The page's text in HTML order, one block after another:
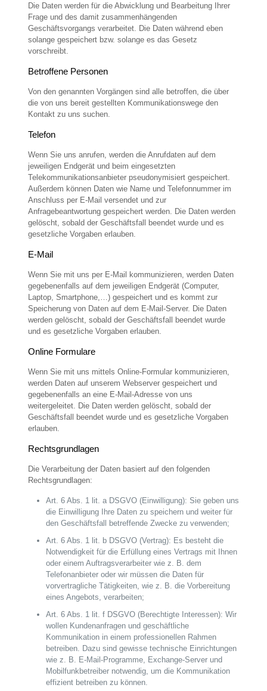
Die Daten werden für die Abwicklung und Bearbeitung Ihrer
Frage und des damit zusammenhängenden
Geschäftsvorgangs verarbeitet. Die Daten während eben
solange gespeichert bzw. solange es das Gesetz
vorschreibt.
Betroffene Personen
Von den genannten Vorgängen sind alle betroffen, die über
die von uns bereit gestellten Kommunikationswege den
Kontakt zu uns suchen.
Telefon
Wenn Sie uns anrufen, werden die Anrufdaten auf dem
jeweiligen Endgerät und beim eingesetzten
Telekommunikationsanbieter pseudonymisiert gespeichert.
Außerdem können Daten wie Name und Telefonnummer im
Anschluss per E-Mail versendet und zur
Anfragebeantwortung gespeichert werden. Die Daten werden
gelöscht, sobald der Geschäftsfall beendet wurde und es
gesetzliche Vorgaben erlauben.
E-Mail
Wenn Sie mit uns per E-Mail kommunizieren, werden Daten
gegebenenfalls auf dem jeweiligen Endgerät (Computer,
Laptop, Smartphone,…) gespeichert und es kommt zur
Speicherung von Daten auf dem E-Mail-Server. Die Daten
werden gelöscht, sobald der Geschäftsfall beendet wurde
und es gesetzliche Vorgaben erlauben.
Online Formulare
Wenn Sie mit uns mittels Online-Formular kommunizieren,
werden Daten auf unserem Webserver gespeichert und
gegebenenfalls an eine E-Mail-Adresse von uns
weitergeleitet. Die Daten werden gelöscht, sobald der
Geschäftsfall beendet wurde und es gesetzliche Vorgaben
erlauben.
Rechtsgrundlagen
Die Verarbeitung der Daten basiert auf den folgenden
Rechtsgrundlagen:
Art. 6 Abs. 1 lit. a DSGVO (Einwilligung): Sie geben uns
die Einwilligung Ihre Daten zu speichern und weiter für
den Geschäftsfall betreffende Zwecke zu verwenden;
Art. 6 Abs. 1 lit. b DSGVO (Vertrag): Es besteht die
Notwendigkeit für die Erfüllung eines Vertrags mit Ihnen
oder einem Auftragsverarbeiter wie z. B. dem
Telefonanbieter oder wir müssen die Daten für
vorvertragliche Tätigkeiten, wie z. B. die Vorbereitung
eines Angebots, verarbeiten;
Art. 6 Abs. 1 lit. f DSGVO (Berechtigte Interessen): Wir
wollen Kundenanfragen und geschäftliche
Kommunikation in einem professionellen Rahmen
betreiben. Dazu sind gewisse technische Einrichtungen
wie z. B. E-Mail-Programme, Exchange-Server und
Mobilfunkbetreiber notwendig, um die Kommunikation
effizient betreiben zu können.